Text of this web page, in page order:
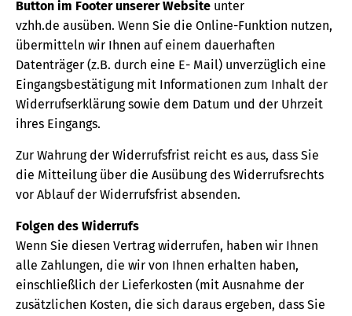
Button im Footer unserer Website unter
vzhh.de ausüben. Wenn Sie die Online-Funktion nutzen,
übermitteln wir Ihnen auf einem dauerhaften
Datenträger (z.B. durch eine E- Mail) unverzüglich eine
Eingangsbestätigung mit Informationen zum Inhalt der
Widerrufserklärung sowie dem Datum und der Uhrzeit
ihres Eingangs.
Zur Wahrung der Widerrufsfrist reicht es aus, dass Sie
die Mitteilung über die Ausübung des Widerrufsrechts
vor Ablauf der Widerrufsfrist absenden.
Folgen des Widerrufs
Wenn Sie diesen Vertrag widerrufen, haben wir Ihnen
alle Zahlungen, die wir von Ihnen erhalten haben,
einschließlich der Lieferkosten (mit Ausnahme der
zusätzlichen Kosten, die sich daraus ergeben, dass Sie